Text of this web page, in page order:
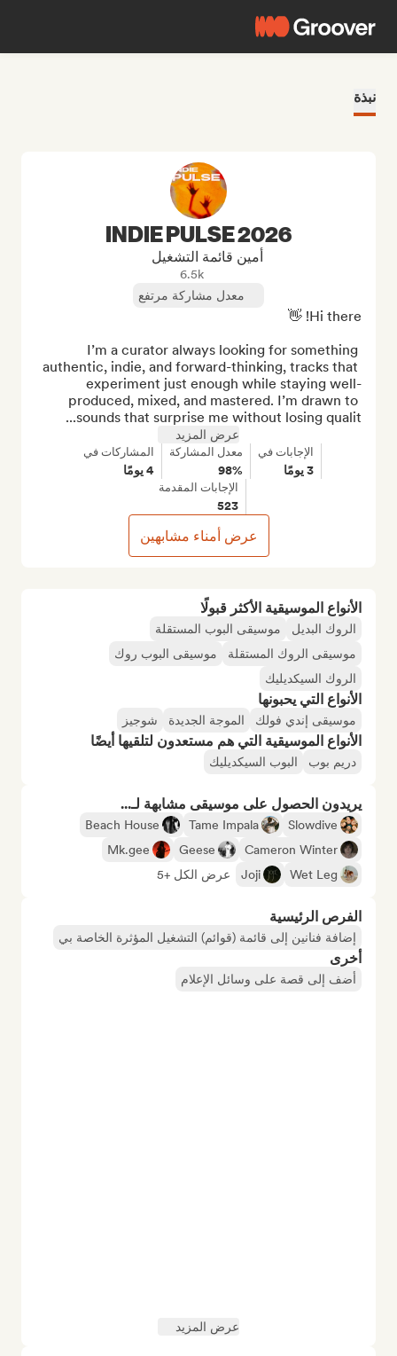
نبذة
الأنواع الموسيقية الأكثر قبولًا
الروك البديل
موسيقى البوب المستقلة
موسيقى الروك المستقلة
موسيقى البوب روك
الروك السيكديليك
الأنواع التي يحبونها
موسيقى إندي فولك الموجة الجديدة شوجيز
الأنواع الموسيقية التي هم مستعدون لتلقيها أيضًا
دريم بوب البوب السيكديليك
يريدون الحصول على موسيقى مشابهة لـ...
Slowdive
Tame Impala
Beach House
Cameron Winter
Geese
Mk.gee
Wet Leg
Joji عرض الكل +5
الفرص الرئيسية
إضافة فنانين إلى قائمة (قوائم) التشغيل المؤثرة الخاصة بي
أخرى
أضف إلى قصة على وسائل الإعلام
عرض المزيد
INDIE PULSE 2026
أمين قائمة التشغيل
6.5k
معدل مشاركة مرتفع
I’m a curator always looking for something
authentic, indie, and forward-thinking, tracks that
experiment just enough while staying well-
produced, mixed, and mastered. I’m drawn to
sounds that surprise me without losing qualit...
عرض المزيد
الإجابات في
3 يومًا
معدل المشاركة
98%
المشاركات في
4 يومًا
الإجابات المقدمة
523
عرض أمناء مشابهين